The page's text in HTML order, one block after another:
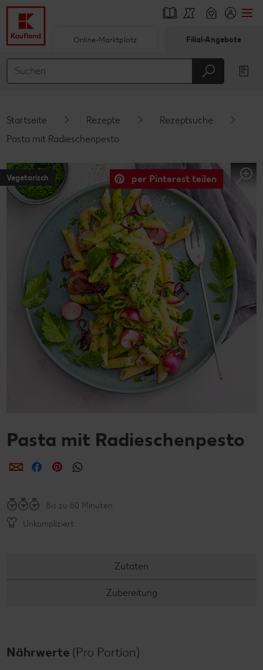
Hauptinhalt
Schwebender Seitenbereich
Online-Marktplatz Filial-Angebote
Startseite Rezepte
Rezeptsuche
Pasta mit Radieschenpesto
Vegetarisch per Pinterest teilen
Pasta mit Radieschenpesto
per E-Mail teilen
per Facebook teilen
per Pinterest teilen
Bis zu 60 Minuten
Unkompliziert
Zutaten
Zubereitung
Nährwerte (Pro Portion)